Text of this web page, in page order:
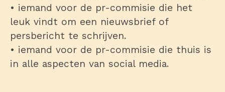
• iemand voor de pr-commisie die het
leuk vindt om een nieuwsbrief of
persbericht te schrijven.
• iemand voor de pr-commisie die thuis is
in alle aspecten van social media.